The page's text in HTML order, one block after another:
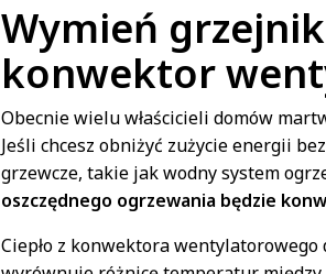
Wymień
konwektor
Obecnie wielu właścicieli domów
Jeśli chcesz obniżyć zużycie energii
grzewcze, takie jak wodny system
oszczędnego ogrzewania będzie
Ciepło z konwektora